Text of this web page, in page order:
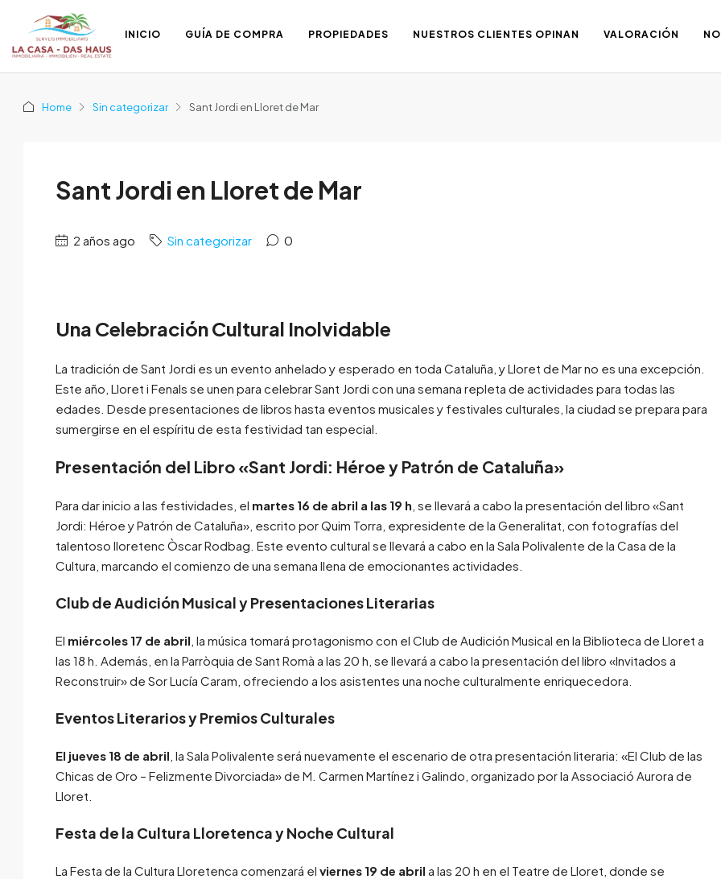
INICIO GUÍA DE COMPRA PROPIEDADES NUESTROS CLIENTES OPINAN VALORACIÓN
Home Sin categorizar Sant Jordi en Lloret de Mar
Sant Jordi en Lloret de Mar
2 años ago Sin categorizar 0
Una Celebración Cultural Inolvidable
La tradición de Sant Jordi es un evento anhelado y esperado en toda Cataluña, y Lloret de Mar no es una excepción.
Este año, Lloret i Fenals se unen para celebrar Sant Jordi con una semana repleta de actividades para todas las
edades. Desde presentaciones de libros hasta eventos musicales y festivales culturales, la ciudad se prepara para
sumergirse en el espíritu de esta festividad tan especial.
Presentación del Libro «Sant Jordi: Héroe y Patrón de Cataluña»
Para dar inicio a las festividades, el martes 16 de abril a las 19 h , se llevará a cabo la presentación del libro «Sant
Jordi: Héroe y Patrón de Cataluña», escrito por Quim Torra, expresidente de la Generalitat, con fotografías del
talentoso lloretenc Òscar Rodbag. Este evento cultural se llevará a cabo en la Sala Polivalente de la Casa de la
Cultura, marcando el comienzo de una semana llena de emocionantes actividades.
Club de Audición Musical y Presentaciones Literarias
El miércoles 17 de abril , la música tomará protagonismo con el Club de Audición Musical en la Biblioteca de Lloret a
las 18 h. Además, en la Parròquia de Sant Romà a las 20 h, se llevará a cabo la presentación del libro «Invitados a
Reconstruir» de Sor Lucía Caram, ofreciendo a los asistentes una noche culturalmente enriquecedora.
Eventos Literarios y Premios Culturales
El jueves 18 de abril , la Sala Polivalente será nuevamente el escenario de otra presentación literaria: «El Club de las
Chicas de Oro – Felizmente Divorciada» de M. Carmen Martínez i Galindo, organizado por la Associació Aurora de
Lloret.
Festa de la Cultura Lloretenca y Noche Cultural
La Festa de la Cultura Lloretenca comenzará el viernes 19 de abril a las 20 h en el Teatre de Lloret, donde se